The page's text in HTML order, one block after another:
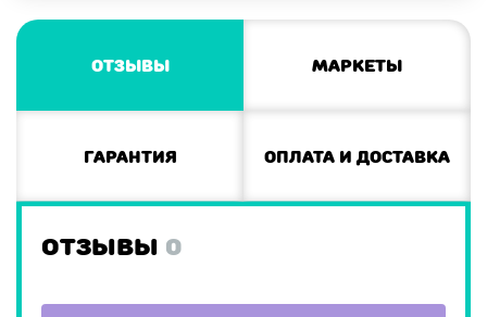
Отзывы Маркеты
Гарантия Оплата и доставка
ОТЗЫВЫ 0